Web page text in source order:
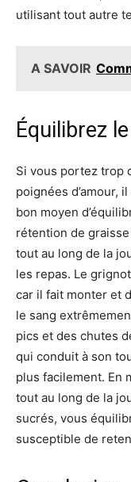
utilisant tout autre
A SAVOIR
Équilibrez
Si vous portez trop
poignées d’amour,
bon moyen
rétention de
tout au long de la
les repas. Le
car il fait monter et
le sang
pics et des chutes
qui conduit à son
plus facilement. En
tout au long de la
sucrés, vous
susceptible de